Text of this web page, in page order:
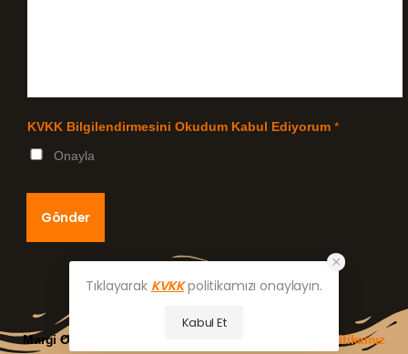
KVKK Bilgilendirmesini Okudum Kabul Ediyorum *
Onayla
Gönder
Margi Outlet AVM © 2024| KVKK Bilgilendirme ve Politikamız
Tıklayarak KVKKpolitikamızı onaylayın.
Kabul Et